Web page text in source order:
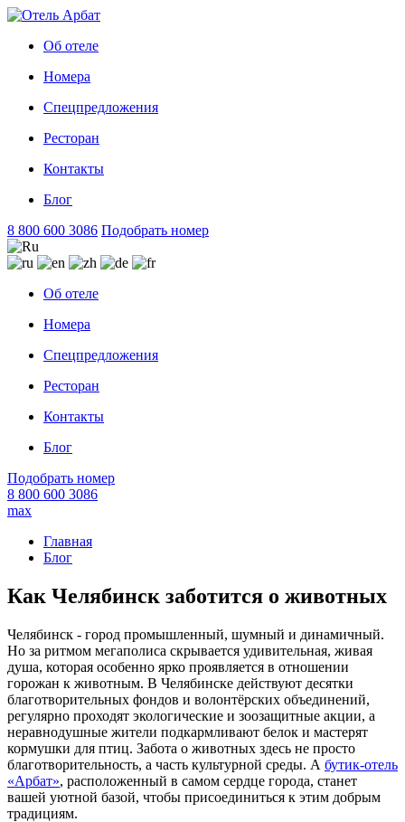
Об отеле
Номера
Спецпредложения
Ресторан
Контакты
Блог
8 800 600 3086 Подобрать номер
Об отеле
Номера
Спецпредложения
Ресторан
Контакты
Блог
Подобрать номер
8 800 600 3086
max
Главная
Блог
Как Челябинск заботится о животных
Челябинск - город промышленный, шумный и динамичный.
Но за ритмом мегаполиса скрывается удивительная, живая
душа, которая особенно ярко проявляется в отношении
горожан к животным. В Челябинске действуют десятки
благотворительных фондов и волонтёрских объединений,
регулярно проходят экологические и зоозащитные акции, а
неравнодушные жители подкармливают белок и мастерят
кормушки для птиц. Забота о животных здесь не просто
благотворительность, а часть культурной среды. А бутик-отель
«Арбат», расположенный в самом сердце города, станет
вашей уютной базой, чтобы присоединиться к этим добрым
традициям.